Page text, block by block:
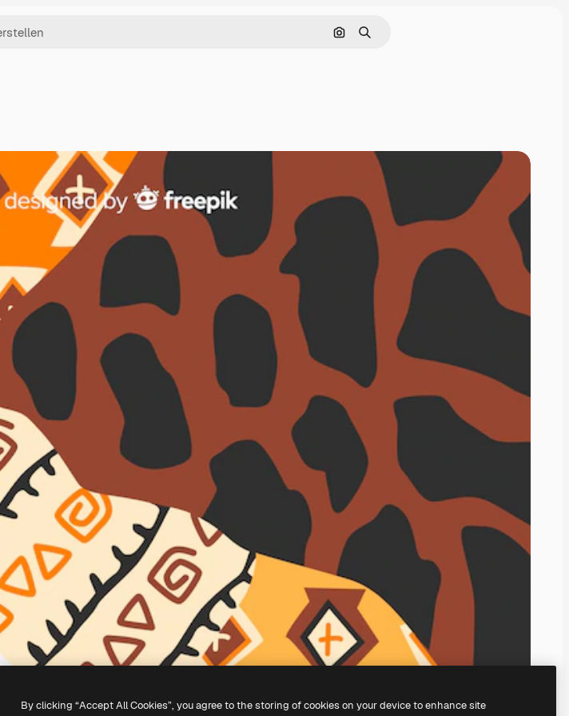
Nach Bild suchen
Suchen
By clicking “Accept All Cookies”, you agree to the storing of cookies on your device to enhance site